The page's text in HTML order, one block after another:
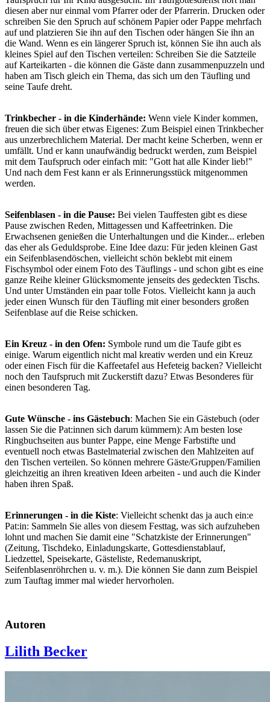
diesen aber nur einmal vom Pfarrer oder der Pfarrerin. Drucken oder
schreiben Sie den Spruch auf schönem Papier oder Pappe mehrfach
auf und platzieren Sie ihn auf den Tischen oder hängen Sie ihn an
die Wand. Wenn es ein längerer Spruch ist, können Sie ihn auch als
kleines Spiel auf den Tischen verteilen: Schreiben Sie die Satzteile
auf Karteikarten - die können die Gäste dann zusammenpuzzeln und
haben am Tisch gleich ein Thema, das sich um den Täufling und
seine Taufe dreht.
Trinkbecher - in die Kinderhände: Wenn viele Kinder kommen,
freuen die sich über etwas Eigenes: Zum Beispiel einen Trinkbecher
aus unzerbrechlichem Material. Der macht keine Scherben, wenn er
umfällt. Und er kann unaufwändig bedruckt werden, zum Beispiel
mit dem Taufspruch oder einfach mit: "Gott hat alle Kinder lieb!"
Und nach dem Fest kann er als Erinnerungsstück mitgenommen
werden.
Seifenblasen - in die Pause: Bei vielen Tauffesten gibt es diese
Pause zwischen Reden, Mittagessen und Kaffeetrinken. Die
Erwachsenen genießen die Unterhaltungen und die Kinder... erleben
das eher als Geduldsprobe. Eine Idee dazu: Für jeden kleinen Gast
ein Seifenblasendöschen, vielleicht schön beklebt mit einem
Fischsymbol oder einem Foto des Täuflings - und schon gibt es eine
ganze Reihe kleiner Glücksmomente jenseits des gedeckten Tischs.
Und unter Umständen ein paar tolle Fotos. Vielleicht kann ja auch
jeder einen Wunsch für den Täufling mit einer besonders großen
Seifenblase auf die Reise schicken.
Ein Kreuz - in den Ofen: Symbole rund um die Taufe gibt es
einige. Warum eigentlich nicht mal kreativ werden und ein Kreuz
oder einen Fisch für die Kaffeetafel aus Hefeteig backen? Vielleicht
noch den Taufspruch mit Zuckerstift dazu? Etwas Besonderes für
einen besonderen Tag.
Gute Wünsche - ins Gästebuch: Machen Sie ein Gästebuch (oder
lassen Sie die Pat:innen sich darum kümmern): Am besten lose
Ringbuchseiten aus bunter Pappe, eine Menge Farbstifte und
eventuell noch etwas Bastelmaterial zwischen den Mahlzeiten auf
den Tischen verteilen. So können mehrere Gäste/Gruppen/Familien
gleichzeitig an ihren kreativen Ideen arbeiten - und auch die Kinder
haben ihren Spaß.
Erinnerungen - in die Kiste: Vielleicht schenkt das ja auch ein:e
Pat:in: Sammeln Sie alles von diesem Festtag, was sich aufzuheben
lohnt und machen Sie damit eine "Schatzkiste der Erinnerungen"
(Zeitung, Tischdeko, Einladungskarte, Gottesdienstablauf,
Liedzettel, Speisekarte, Gästeliste, Redemanuskript,
Seifenblasenröhrchen u. v. m.). Die können Sie dann zum Beispiel
zum Tauftag immer mal wieder hervorholen.
Autoren
Lilith Becker